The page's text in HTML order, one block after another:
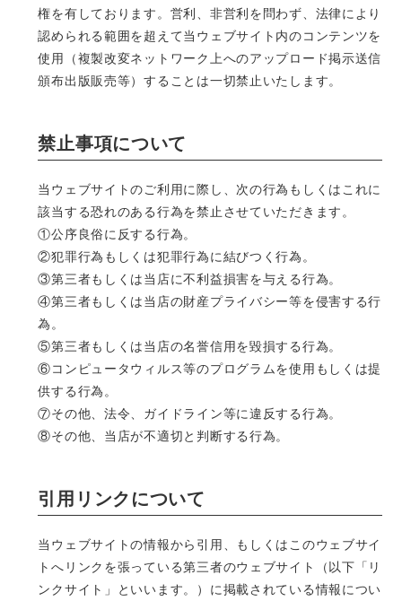
権を有しております。営利、非営利を問わず、法律により
認められる範囲を超えて当ウェブサイト内のコンテンツを
使用（複製改変ネットワーク上へのアップロード掲示送信
頒布出版販売等）することは一切禁止いたします。
禁止事項について
当ウェブサイトのご利用に際し、次の行為もしくはこれに
該当する恐れのある行為を禁止させていただきます。
①公序良俗に反する行為。
②犯罪行為もしくは犯罪行為に結びつく行為。
③第三者もしくは当店に不利益損害を与える行為。
④第三者もしくは当店の財産プライバシー等を侵害する行
為。
⑤第三者もしくは当店の名誉信用を毀損する行為。
⑥コンピュータウィルス等のプログラムを使用もしくは提
供する行為。
⑦その他、法令、ガイドライン等に違反する行為。
⑧その他、当店が不適切と判断する行為。
引用リンクについて
当ウェブサイトの情報から引用、もしくはこのウェブサイ
トへリンクを張っている第三者のウェブサイト（以下「リ
ンクサイト」といいます。）に掲載されている情報につい